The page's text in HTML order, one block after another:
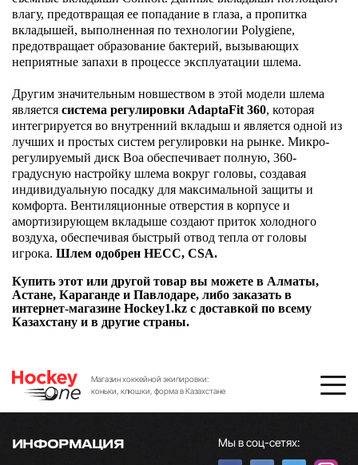
влагу, предотвращая ее попадание в глаза, а пропитка
вкладышей, выполненная по технологии Polygiene,
предотвращает образование бактерий, вызывающих
неприятные запахи в процессе эксплуатации шлема.
Другим значительным новшеством в этой модели шлема
является система регулировки AdaptaFit 360, которая
интегрируется во внутренний вкладыш и является одной из
лучших и простых систем регулировки на рынке. Микро-
регулируемый диск Boa обеспечивает полную, 360-
градусную настройку шлема вокруг головы, создавая
индивидуальную посадку для максимальной защиты и
комфорта. Вентиляционные отверстия в корпусе и
амортизирующем вкладыше создают приток холодного
воздуха, обеспечивая быстрый отвод тепла от головы
игрока. Шлем одобрен HECC, CSA.
Купить этот или другой товар вы можете в Алматы,
Астане, Караганде и Павлодаре, либо заказать в
интернет-магазине Hockey1.kz с доставкой по всему
Казахстану и в другие страны.
Магазин хоккейной экипировки:
коньки, клюшки, форма в Казахстане
ИНФОРМАЦИЯ Мы в соц-сетях: